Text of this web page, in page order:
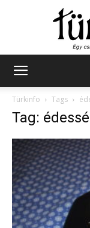
Türkinfo
Tags
Tag: